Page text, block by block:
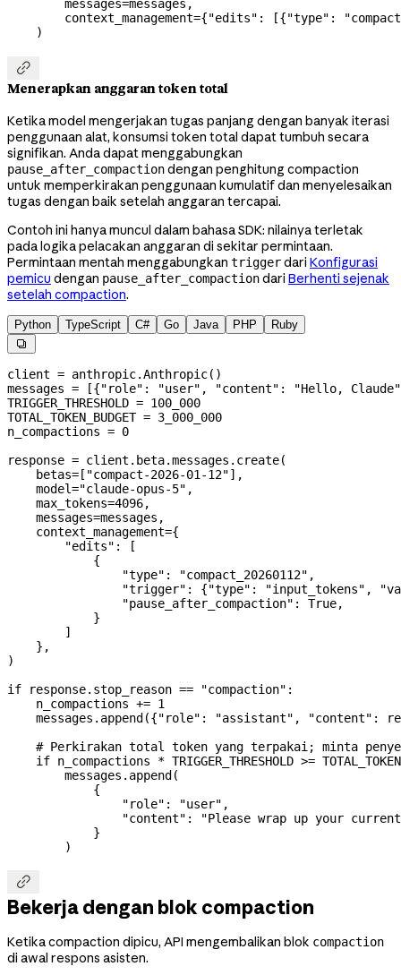
        messages
=messages,
        context_management
={"edits" : [{"type" :
    )

Menerapkan anggaran token total
Ketika model mengerjakan tugas panjang dengan banyak iterasi
penggunaan alat, konsumsi token total dapat tumbuh secara
signifikan. Anda dapat menggabungkan
pause_after_compactiondengan penghitung compaction
untuk memperkirakan penggunaan kumulatif dan menyelesaikan
tugas dengan baik setelah anggaran tercapai.
Contoh ini hanya muncul dalam bahasa SDK: nilainya terletak
pada logika pelacakan anggaran di sekitar permintaan.
Permintaan mentah menggabungkan triggerdari Konfigurasi
pemicu dengan pause_after_compactiondari Berhenti sejenak
setelah compaction.
Python TypeScript C# Go Java PHP Ruby

client = anthropic.Anthropic()
messages = [{"role" : "user" , "content" :
"Hello, Claude"
TRIGGER_THRESHOLD = 100_000
TOTAL_TOKEN_BUDGET = 3_000_000
n_compactions = 0
response = client.beta.messages.create(
    betas
= [ "compact-2026-01-12"],
    model
="claude-opus-5" ,
    max_tokens
=4096,
    messages
=messages,
    context_management
={
        "edits"
: [
            {
                "type"
: "compact_20260112" ,
                "trigger"
: {"type" : "input_tokens" ,
                "pause_after_compaction"
: True,
            }
        ]
    },
)
if response.stop_reason == "compaction" :
    n_compactions
+= 1
    messages.append({
"role" : "assistant" , "content" :
# Perkirakan total token yang terpakai; minta
    if
n_compactions * TRIGGER_THRESHOLD >=
        messages.append(
            {
                "role"
: "user" ,
                "content"
:
"Please wrap up your
            }
        )

Bekerja dengan blok compaction
Ketika compaction dipicu, API mengembalikan blok compaction
di awal respons asisten.